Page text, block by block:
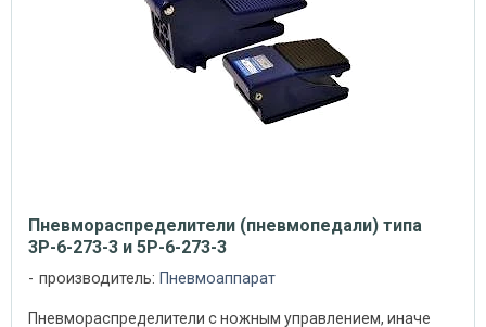
Пневмораспределители (пневмопедали) типа
3Р-6-273-3 и 5Р-6-273-3
производитель: Пневмоаппарат
Пневмораспределители с ножным управлением, иначе